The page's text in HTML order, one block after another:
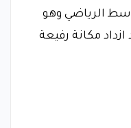
الرياضي وهو
مكانة رفيعة